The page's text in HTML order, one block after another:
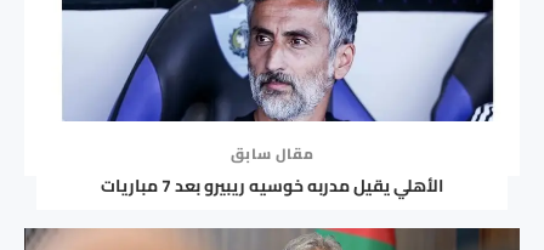
مقال سابق
الأهلي يقيل مدربه خوسيه ريبيرو بعد 7 مباريات